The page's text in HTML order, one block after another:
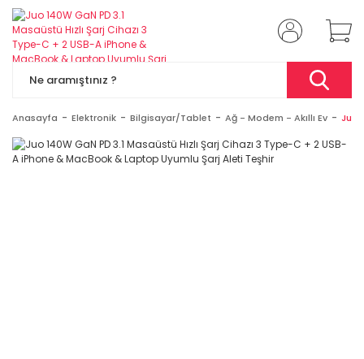
Anasayfa Elektronik Bilgisayar/Tablet Ağ - Modem - Akıllı Ev Juo